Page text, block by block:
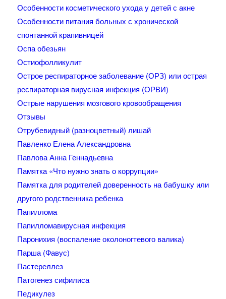
Особенности косметического ухода у детей с акне
Особенности питания больных с хронической
спонтанной крапивницей
Оспа обезьян
Остиофолликулит
Острое респираторное заболевание (ОРЗ) или острая
респираторная вирусная инфекция (ОРВИ)
Острые нарушения мозгового кровообращения
Отзывы
Отрубевидный (разноцветный) лишай
Павленко Елена Александровна
Павлова Анна Геннадьевна
Памятка «Что нужно знать о коррупции»
Памятка для родителей доверенность на бабушку или
другого родственника ребенка
Папиллома
Папилломавирусная инфекция
Паронихия (воспаление околоногтевого валика)
Парша (Фавус)
Пастереллез
Патогенез сифилиса
Педикулез